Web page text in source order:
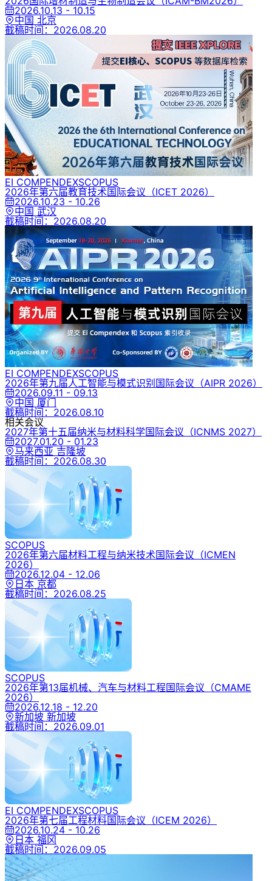
2026.10.13 - 10.15
中国 北京
截稿时间： 2026.08.20
EI COMPENDEXSCOPUS
2026年第六届教育技术国际会议 （ICET 2026）
2026.10.23 - 10.26
中国 武汉
截稿时间： 2026.08.20
EI COMPENDEXSCOPUS
2026年第九届人工智能与模式识别国际会议 （AIPR 2026）
2026.09.11 - 09.13
中国 厦门
截稿时间： 2026.08.10
相关会议
2027年第十五届纳米与材料科学国际会议 （ICNMS 2027）
2027.01.20 - 01.23
马来西亚 吉隆坡
截稿时间： 2026.08.30
SCOPUS
2026年第六届材料工程与纳米技术国际会议 （ICMEN
2026）
2026.12.04 - 12.06
日本 京都
截稿时间： 2026.08.25
SCOPUS
2026年第13届机械、汽车与材料工程国际会议 （CMAME
2026）
2026.12.18 - 12.20
新加坡 新加坡
截稿时间： 2026.09.01
EI COMPENDEXSCOPUS
2026年第七届工程材料国际会议 （ICEM 2026）
2026.10.24 - 10.26
日本 福冈
截稿时间： 2026.09.05